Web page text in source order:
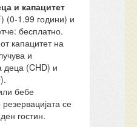
и капацитет
(0-1.99 години) и
бесплатно.
капацитет на
и
деца (CHD) и
бебе
се
гостин.